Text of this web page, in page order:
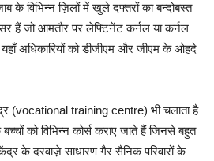
के विभिन्न ज़िलों में खुले दफ्तरों का बन्दोबस्त
हैं जो आमतौर पर लेफ्टिनेंट कर्नल या कर्नल
अधिकारियों को डीजीएम और जीएम के ओहदे
(vocational training centre) भी चलाता है
को विभिन्न कोर्स कराए जाते हैं जिनसे बहुत
के दरवाज़े साधारण गैर सैनिक परिवारों के